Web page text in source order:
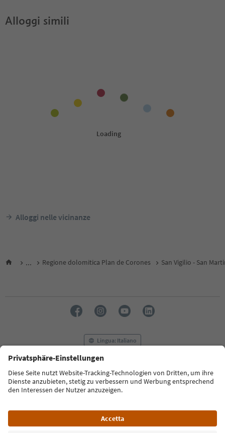
Alloggi simili
Alloggi nelle vicinanze
... Regione dolomitica Plan de Corones San Vigilio - San
Lingua: Italiano
FAQ Contatti Press MICE
Privacy Policy
Termini e condizioni
Crediti
Cookie Policy
Alto Adige B2B